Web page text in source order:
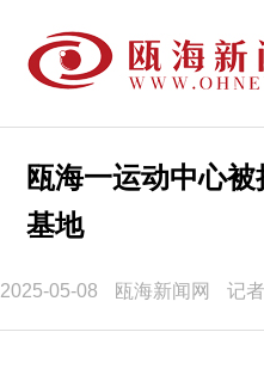
瓯海一运动中心
基地
2025-05-08 瓯海新闻网 记